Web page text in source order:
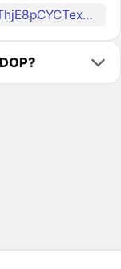
4pk3pf9nJDN1im1kNwWJN1ThjE8pCYCTexXYGyFjqKVf